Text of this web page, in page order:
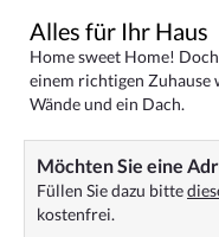
Alles für Ihr Haus
Home sweet Home!
einem richtigen Zuhause
Wände und ein Dach.
Möchten Sie eine
Füllen Sie dazu bitte
kostenfrei.